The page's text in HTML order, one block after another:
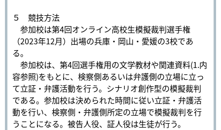
５ 競技方法
参加校は第4回オンライン高校生模擬裁判選手権
（2023年12月）出場の兵庫・岡山・愛媛の3校であ
る。
参加校は、第4回選手権用の文学教材や関連資料(1.内
容参照)をもとに、検察側あるいは弁護側の立場に立っ
て立証・弁護活動を行う。シナリオ創作型の模擬裁判
である。参加校は決められた時間に従い立証・弁護活
動を行い、検察側・弁護側所定の立場で模擬裁判を行
うことになる。被告人役、証人役は生徒が行う。